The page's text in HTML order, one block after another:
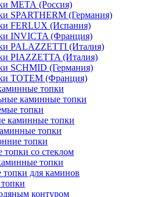
МЕТА (Россия)
SPARTHERM (Германия)
FERLUX (Испания)
INVICTA (Франция)
PALAZZETTI (Италия)
PIAZZETTA (Италия)
SCHMID (Германия)
TOTEM (Франция)
топки
каминные топки
топки
каминные топки
топки
топки
со стеклом
топки
для каминов
контуром